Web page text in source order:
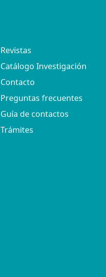
Revistas
Catálogo Investigación
Contacto
Preguntas frecuentes
Guía de contactos
Trámites